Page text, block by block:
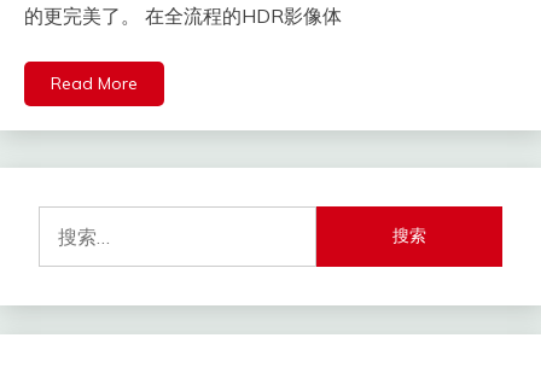
的更完美了。 在全流程的HDR影像体
Read More
索：